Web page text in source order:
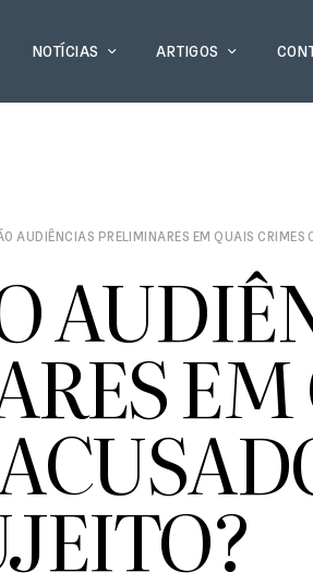
NOTÍCIAS ARTIGOS
AUDIÊNCIAS PRELIMINARES EM QUAIS CRIMES